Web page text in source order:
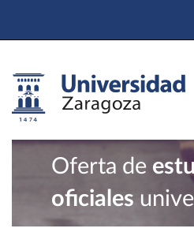
Oferta de
oficiales